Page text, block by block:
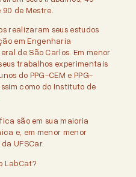
de Mestre.
realizaram seus estudos
em Engenharia
de São Carlos. Em menor
trabalhos experimentais
do PPG-CEM e PPG-
como do Instituto de
são em sua maioria
e, em menor menor
UFSCar.
LabCat?